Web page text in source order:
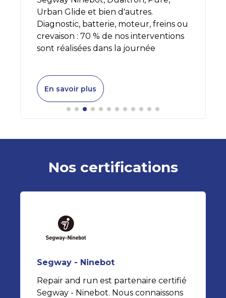
Urban Glide et bien d'autres.
Diagnostic, batterie, moteur, freins ou
crevaison : 70 % de nos interventions
sont réalisées dans la journée
En savoir plus
Nos certifications
Segway - Ninebot
Repair and run est partenaire certifié
Segway - Ninebot. Nous connaissons